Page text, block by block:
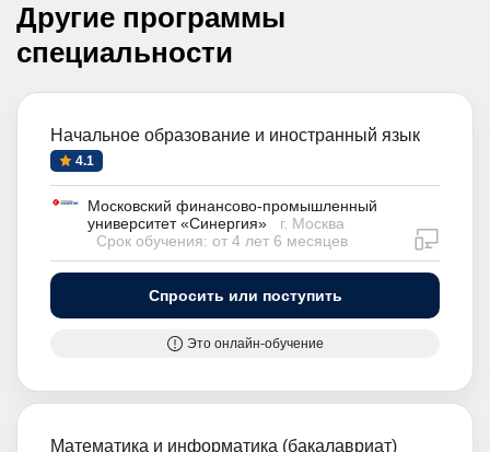
Другие программы
специальности
Начальное образование и иностранный язык
4.1
Московский финансово-промышленный
университет «Синергия»
г. Москва
Срок обучения: от 4 лет 6 месяцев
Спросить или поступить
Это онлайн-обучение
Математика и информатика (бакалавриат)